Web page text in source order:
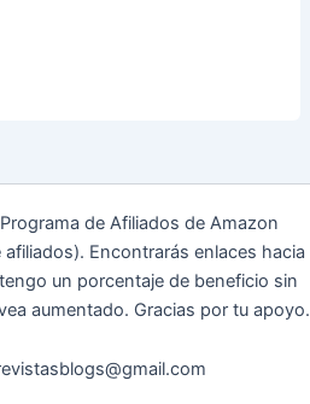
de Afiliados de Amazon
Encontrarás enlaces hacia
un porcentaje de beneficio sin
aumentado. Gracias por tu apoyo.